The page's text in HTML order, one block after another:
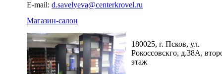
E-mail: d.savelyeva@centerkrovel.ru
Магазин-салон
180025, г. Псков, ул.
Рокоссовскго, д.38А,
этаж